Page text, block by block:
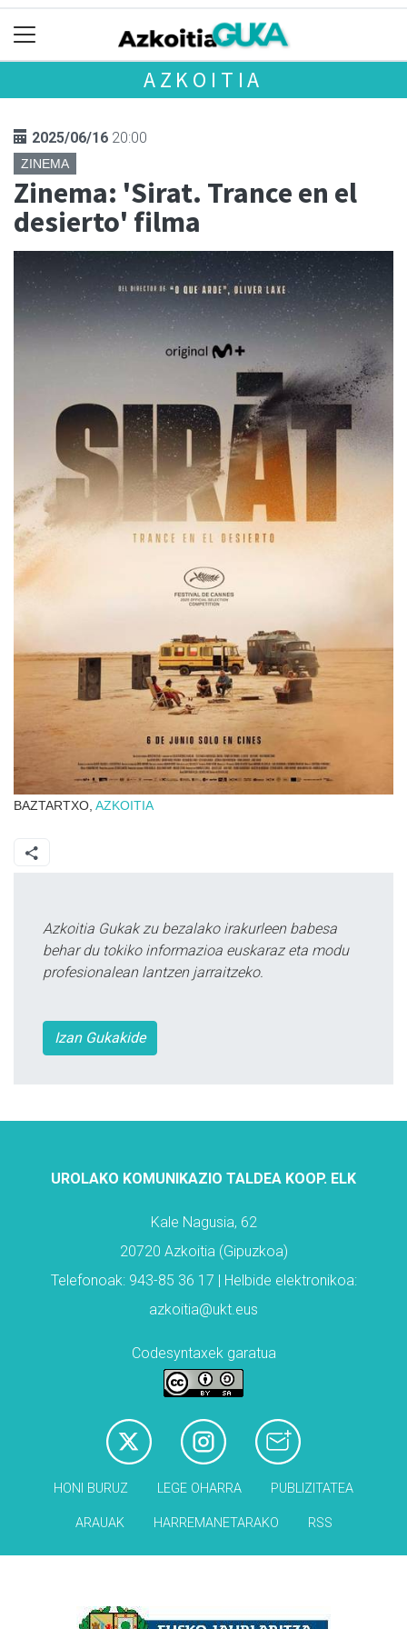
AZKOITIA
2025/06/16 20:00
ZINEMA
Zinema: 'Sirat. Trance en el
desierto' filma
BAZTARTXO, AZKOITIA
Azkoitia Gukak zu bezalako irakurleen babesa
behar du tokiko informazioa euskaraz eta modu
profesionalean lantzen jarraitzeko.
Izan Gukakide
UROLAKO KOMUNIKAZIO TALDEA KOOP. ELK
Kale Nagusia, 62
20720 Azkoitia (Gipuzkoa)
Telefonoak: 943-85 36 17 | Helbide elektronikoa:
azkoitia@ukt.eus
Codesyntaxek garatua
HONI BURUZ LEGE OHARRA PUBLIZITATEA
ARAUAK HARREMANETARAKO RSS